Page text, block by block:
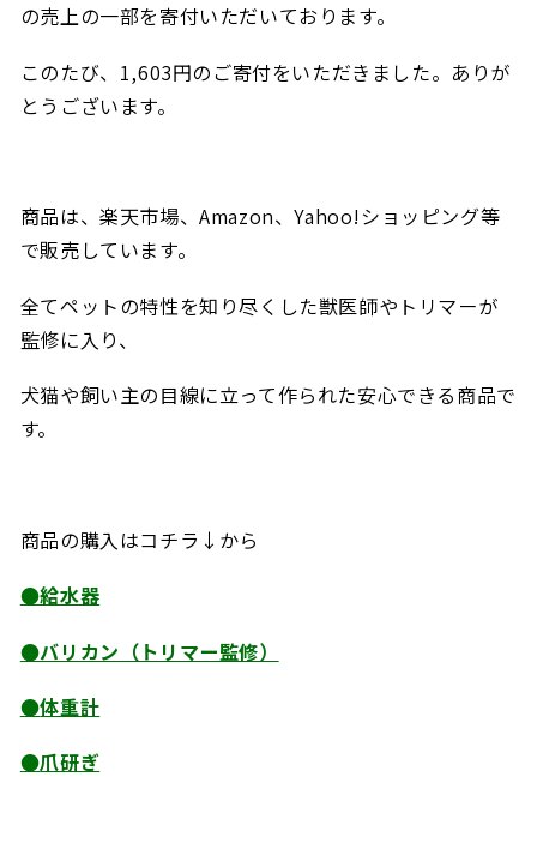
の売上の一部を寄付いただいております。
このたび、1,603円のご寄付をいただきました。ありが
とうございます。
商品は、楽天市場、Amazon、Yahoo! ショッピング等
で販売しています。
全てペットの特性を知り尽くした獣医師やトリマーが
監修に入り、
犬猫や飼い主の目線に立って作られた安心できる商品で
す。
商品の購入はコチラ↓から
●給水器
●バリカン（トリマー監修）
●体重計
●爪研ぎ